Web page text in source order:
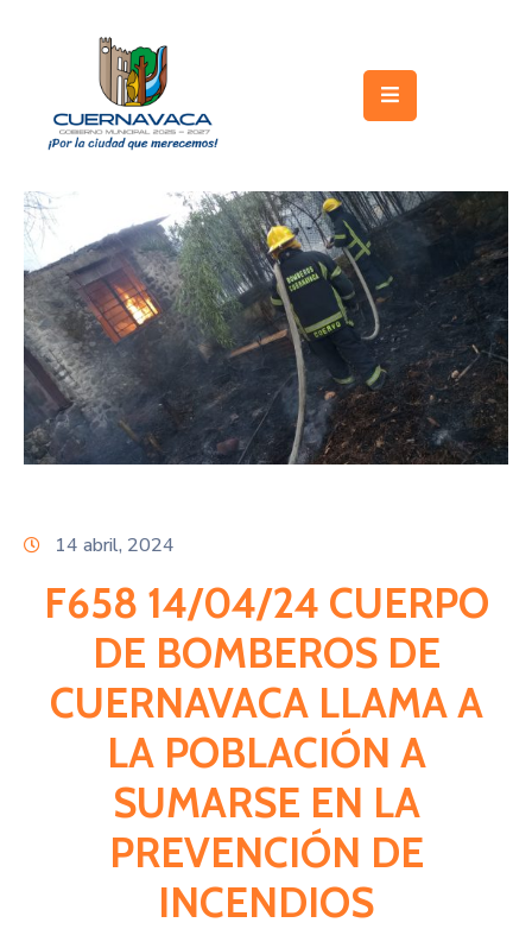
Gobierno
Turismo
Trámites
y
Servicios
Licitaciones
Transparencia
Citas14 abril, 2024
F658 14/04/24 CUERPO
DE BOMBEROS DE
CUERNAVACA LLAMA A
LA POBLACIÓN A
SUMARSE EN LA
PREVENCIÓN DE
INCENDIOS